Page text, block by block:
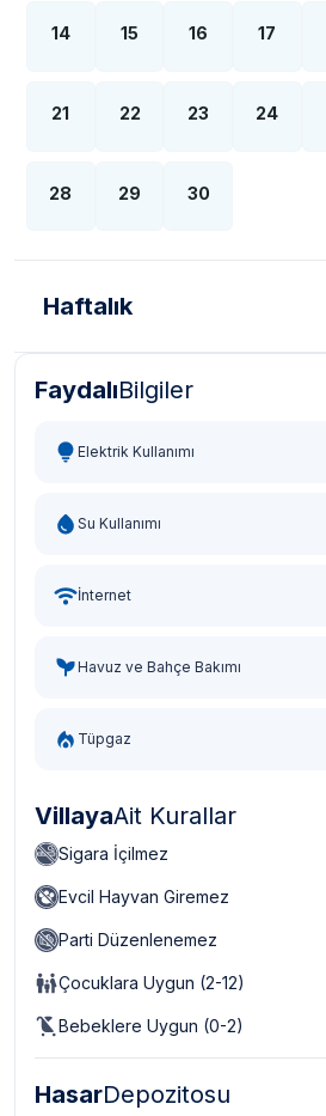
14 15 16 17
21 22 23 24
28 29 30
Haftalık
Türk Lirası - TL
FaydalıBilgiler
Elektrik Kullanımı
Su Kullanımı
İnternet
Havuz ve Bahçe Bakımı
Tüpgaz
VillayaAit Kurallar
Sigara İçilmez
Evcil Hayvan Giremez
Parti Düzenlenemez
Çocuklara Uygun (2-12)
Bebeklere Uygun (0-2)
HasarDepozitosu